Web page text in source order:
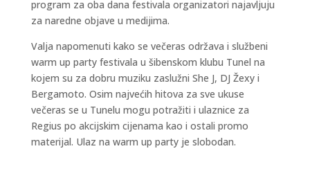
program za oba dana festivala organizatori najavljuju
za naredne objave u medijima.
Valja napomenuti kako se večeras održava i službeni
warm up party festivala u šibenskom klubu Tunel na
kojem su za dobru muziku zaslužni She J, DJ Žexy i
Bergamoto. Osim najvećih hitova za sve ukuse
večeras se u Tunelu mogu potražiti i ulaznice za
Regius po akcijskim cijenama kao i ostali promo
materijal. Ulaz na warm up party je slobodan.